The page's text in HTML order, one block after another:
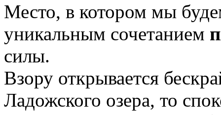
Место, в котором мы
уникальным сочетанием
силы.
Взору открывается
Ладожского озера, то